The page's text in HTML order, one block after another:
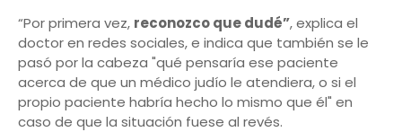
“Por primera vez, reconozco que dudé”, explica el
doctor en redes sociales, e indica que también se le
pasó por la cabeza "qué pensaría ese paciente
acerca de que un médico judío le atendiera, o si el
propio paciente habría hecho lo mismo que él" en
caso de que la situación fuese al revés.